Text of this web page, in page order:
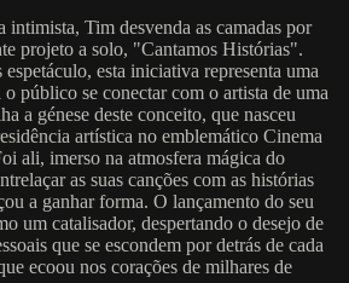
intimista, Tim desvenda as camadas por
projeto a solo, "Cantamos Histórias".
esta iniciativa representa uma
público se conectar com o artista de uma
a génese deste conceito, que nasceu
artística no emblemático Cinema
ali, imerso na atmosfera mágica do
as suas canções com as histórias
a ganhar forma. O lançamento do seu
um catalisador, despertando o desejo de
que se escondem por detrás de cada
ecoou nos corações de milhares de